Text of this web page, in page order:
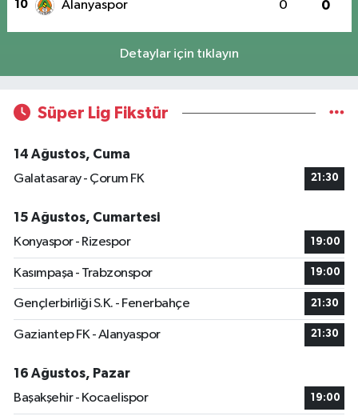
10 Alanyaspor 0 0
Detaylar için tıklayın
Süper Lig Fikstür
14 Ağustos, Cuma
Galatasaray - Çorum FK
21:30
15 Ağustos, Cumartesi
Konyaspor - Rizespor
19:00
Kasımpaşa - Trabzonspor 19:00
Gençlerbirliği S.K. - Fenerbahçe 21:30
Gaziantep FK - Alanyaspor 21:30
16 Ağustos, Pazar
Başakşehir - Kocaelispor
19:00